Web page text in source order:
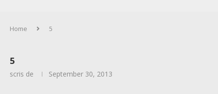
Home 5
5
scris de September 30, 2013